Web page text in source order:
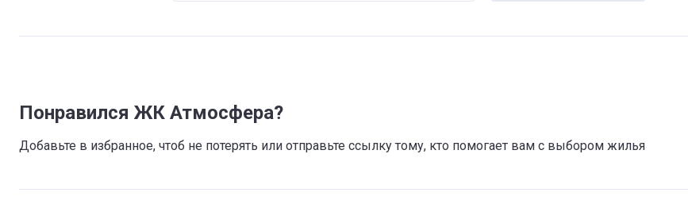
Понравился ЖК Атмосфера?
Добавьте в избранное, чтоб не потерять или отправьте ссылку тому, кто помогает вам с выбором жилья